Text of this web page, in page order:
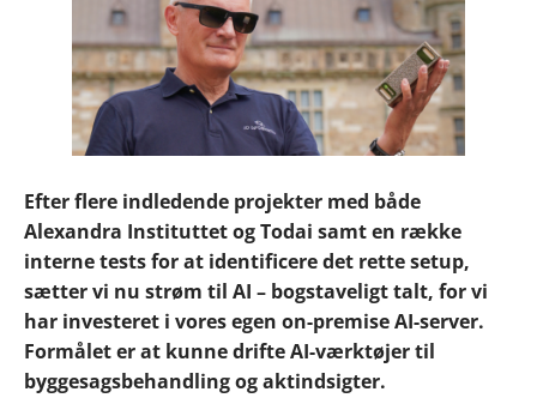
Efter flere indledende projekter med både
Alexandra Instituttet og Todai samt en række
interne tests for at identificere det rette setup,
sætter vi nu strøm til AI – bogstaveligt talt, for vi
har investeret i vores egen on-premise AI-server.
Formålet er at kunne drifte AI-værktøjer til
byggesagsbehandling og aktindsigter.